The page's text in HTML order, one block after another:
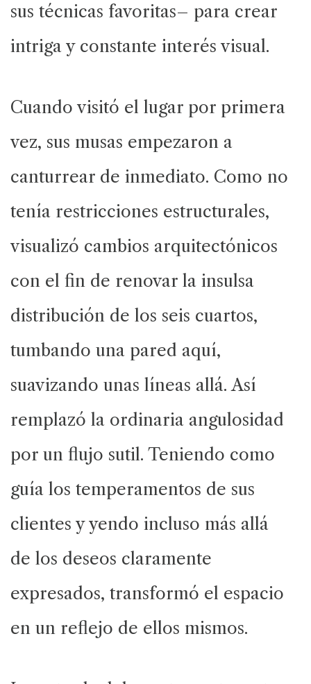
sus técnicas favoritas– para crear
intriga y constante interés visual.
Cuando visitó el lugar por primera
vez, sus musas empezaron a
canturrear de inmediato. Como no
tenía restricciones estructurales,
visualizó cambios arquitectónicos
con el fin de renovar la insulsa
distribución de los seis cuartos,
tumbando una pared aquí,
suavizando unas líneas allá. Así
remplazó la ordinaria angulosidad
por un flujo sutil. Teniendo como
guía los temperamentos de sus
clientes y yendo incluso más allá
de los deseos claramente
expresados, transformó el espacio
en un reflejo de ellos mismos.